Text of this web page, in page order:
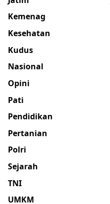
Kemenag
Kesehatan
Kudus
Nasional
Opini
Pati
Pendidikan
Pertanian
Polri
Sejarah
TNI
UMKM